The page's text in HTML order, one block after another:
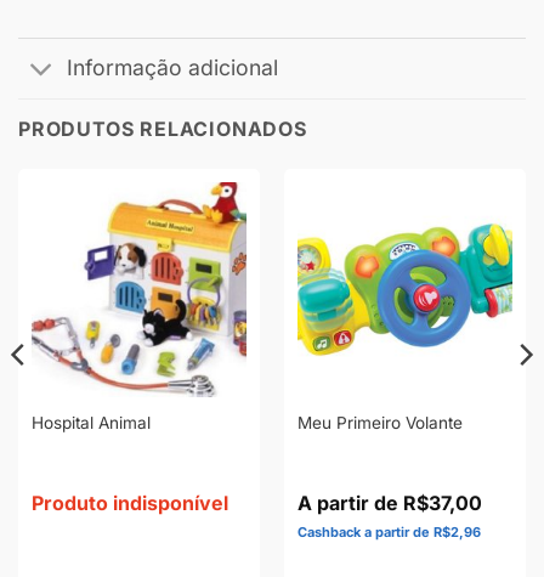
Informação adicional
PRODUTOS RELACIONADOS
Hospital Animal
Produto indisponível
Meu Primeiro Volante
R$37,00
R$2,96